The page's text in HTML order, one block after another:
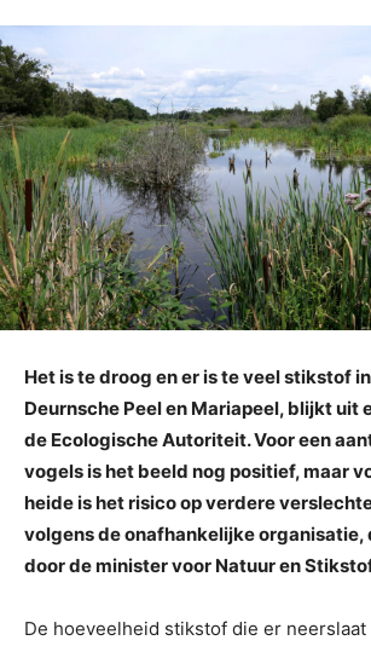
Het is te droog en er is te veel stikstof
Deurnsche Peel en Mariapeel, blijkt uit
de Ecologische Autoriteit. Voor een
vogels is het beeld nog positief, maar
heide is het risico op verdere
volgens de onafhankelijke organisatie,
door de minister voor Natuur en
De hoeveelheid stikstof die er neerslaat